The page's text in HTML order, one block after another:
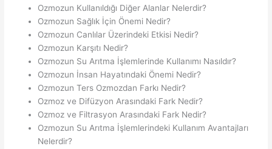
Ozmozun Kullanıldığı Diğer Alanlar Nelerdir?
Ozmozun Sağlık İçin Önemi Nedir?
Ozmozun Canlılar Üzerindeki Etkisi Nedir?
Ozmozun Karşıtı Nedir?
Ozmozun Su Arıtma İşlemlerinde Kullanımı Nasıldır?
Ozmozun İnsan Hayatındaki Önemi Nedir?
Ozmozun Ters Ozmozdan Farkı Nedir?
Ozmoz ve Difüzyon Arasındaki Fark Nedir?
Ozmoz ve Filtrasyon Arasındaki Fark Nedir?
Ozmozun Su Arıtma İşlemlerindeki Kullanım Avantajları
Nelerdir?